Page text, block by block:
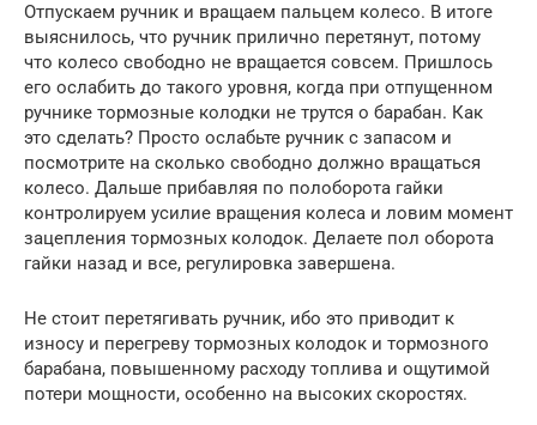
Отпускаем ручник и вращаем пальцем колесо. В итоге
выяснилось, что ручник прилично перетянут, потому
что колесо свободно не вращается совсем. Пришлось
его ослабить до такого уровня, когда при отпущенном
ручнике тормозные колодки не трутся о барабан. Как
это сделать? Просто ослабьте ручник с запасом и
посмотрите на сколько свободно должно вращаться
колесо. Дальше прибавляя по полоборота гайки
контролируем усилие вращения колеса и ловим момент
зацепления тормозных колодок. Делаете пол оборота
гайки назад и все, регулировка завершена.
Не стоит перетягивать ручник, ибо это приводит к
износу и перегреву тормозных колодок и тормозного
барабана, повышенному расходу топлива и ощутимой
потери мощности, особенно на высоких скоростях.